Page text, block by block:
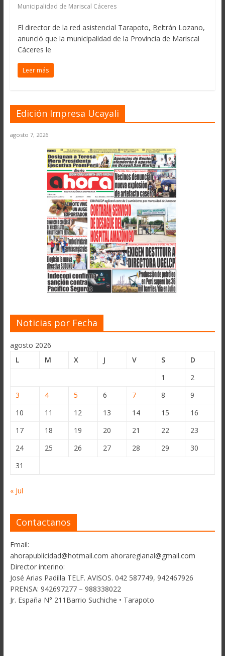
Municipalidad de Mariscal Cáceres
El director de la red asistencial Tarapoto, Beltrán Lozano,
anunció que la municipalidad de la Provincia de Mariscal
Cáceres le
Leer más
Edición Impresa Ucayali
agosto 7, 2026
Noticias por Fecha
agosto 2026
L
M X J V S
D
1
2
3
4 5 6 7 8
9
10
11 12 13 14 15
16
17
18 19 20 21 22
23
24
25 26 27 28 29
30
31
« Jul
Contactanos
Email:
ahorapublicidad@hotmail.com ahoraregianal@gmail.com
Director interino:
José Arias Padilla TELF. AVISOS. 042 587749, 942467926
PRENSA: 942697277 – 988338022
Jr. España N° 211Barrio Suchiche • Tarapoto